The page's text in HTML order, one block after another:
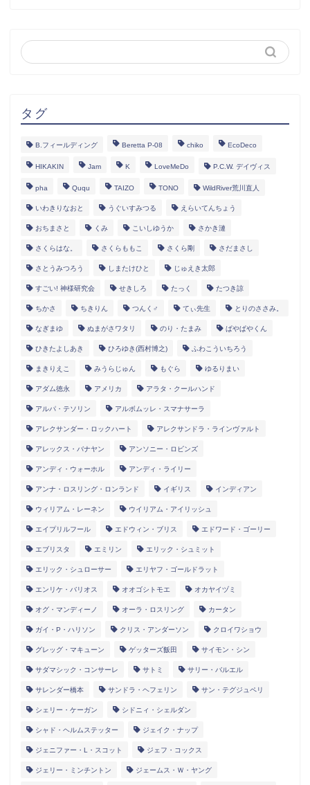
タグ
B.フィールディング Beretta P-08 chiko EcoDeco
HIKAKIN Jam K LoveMeDo P.C.W. デイヴィス
pha Ququ TAIZO TONO WildRiver荒川直人
いわきりなおと うぐいすみつる えらいてんちょう
おちまさと くみ こいしゆうか さかき漣
さくらはな。 さくらももこ さくら剛 さだまさし
さとうみつろう しまたけひと じゅえき太郎
すごい! 神様研究会 せきしろ たっく たつき諒
ちかさ ちきりん つんく♂ てぃ先生 とりのささみ。
なぎまゆ ぬまがさワタリ のり・たまみ ぱやぱやくん
ひきたよしあき ひろゆき(西村博之) ふわこういちろう
まきりえこ みうらじゅん もぐら ゆるりまい
アダム徳永 アメリカ アラタ・クールハンド
アルパ・テソリン アルボムッレ・スマナサーラ
アレクサンダー・ロックハート アレクサンドラ・ラインヴァルト
アレックス・バナヤン アンソニー・ロビンズ
アンディ・ウォーホル アンディ・ライリー
アンナ・ロスリング・ロンランド イギリス インディアン
ウィリアム・レーネン ウイリアム・アイリッシュ
エイプリルフール エドウィン・ブリス エドワード・ゴーリー
エブリスタ エミリン エリック・シュミット
エリック・シュローサー エリヤフ・ゴールドラット
エンリケ・バリオス オオゴシトモエ オカヤイヅミ
オグ・マンディーノ オーラ・ロスリング カータン
ガイ・P・ハリソン クリス・アンダーソン クロイワショウ
グレッグ・マキューン ゲッターズ飯田 サイモン・シン
サダマシック・コンサーレ サトミ サリー・バルエル
サレンダー橋本 サンドラ・ヘフェリン サン・テグジュペリ
シェリー・ケーガン シドニィ・シェルダン
シャド・ヘルムステッター ジェイク・ナップ
ジェニファー・L・スコット ジェフ・コックス
ジェリー・ミンチントン ジェームス・Ｗ・ヤング